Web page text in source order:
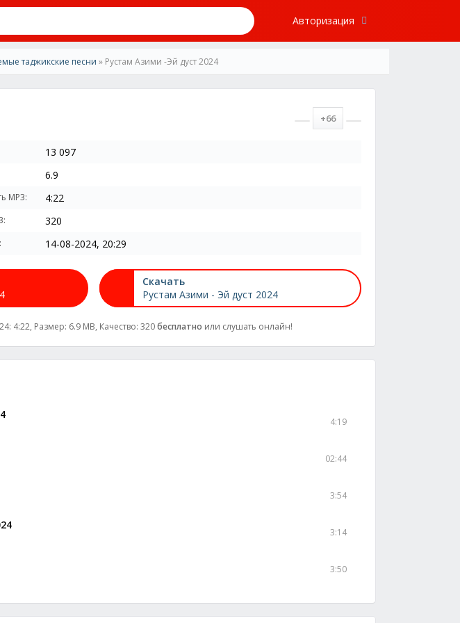
Авторизация
таджикские песни » Рустам Азими -Эй дуст 2024
+66
13 097
6.9
MP3: 4:22
320
14-08-2024, 20:29
Скачать
Рустам Азими - Эй дуст 2024
4:22, Размер: 6.9 MB, Качество: 320бесплатно или слушать онлайн!
4:19
02:44
3:54
3:14
3:50